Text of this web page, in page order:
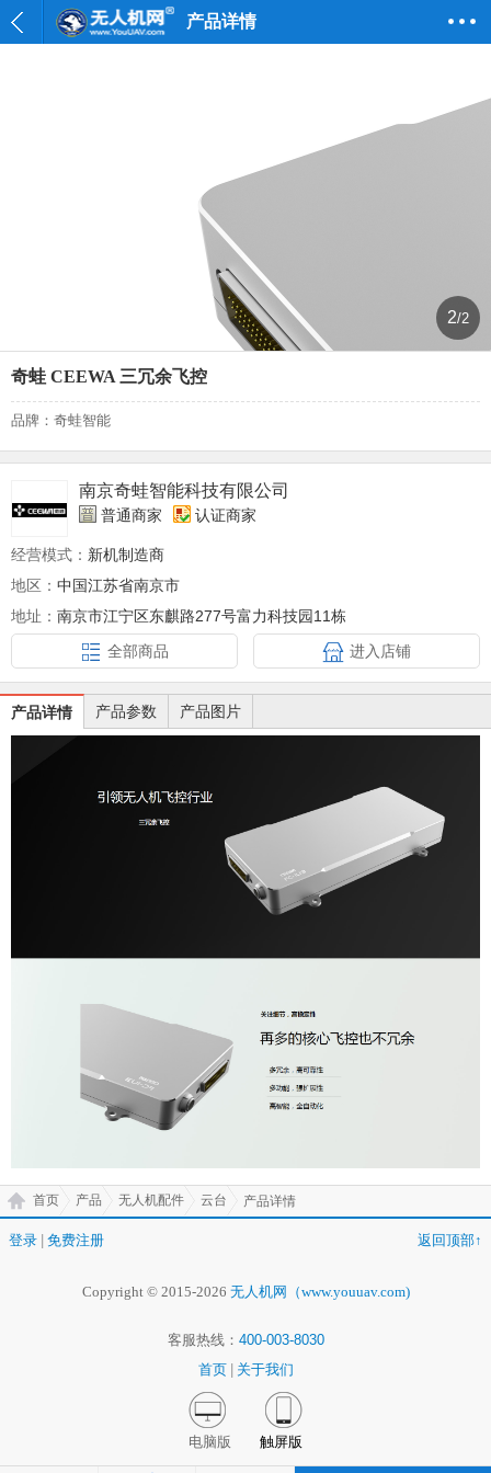
产品详情
2/2
奇蛙 CEEWA 三冗余飞控
品牌：奇蛙智能
南京奇蛙智能科技有限公司
普通商家 认证商家
经营模式： 新机制造商
地区： 中国江苏省南京市
地址： 南京市江宁区东麒路277号富力科技园11栋
全部商品
进入店铺
产品详情 产品参数 产品图片
首页 产品 无人机配件 云台 产品详情
登录 免费注册 返回顶部↑
Copyright © 2015-2026 无人机网（www.youuav.com)
客服热线： 400-003-8030
首页
关于我们
电脑版 触屏版